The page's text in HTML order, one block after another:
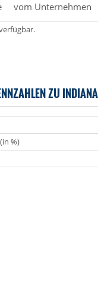
vom Unternehmen
ZU
%)